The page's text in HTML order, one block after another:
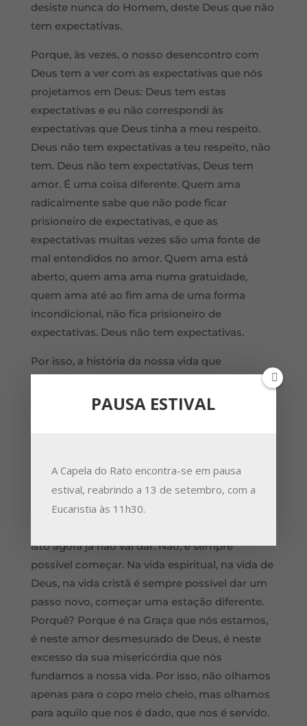
desiste nunca do Homem, deste Deus que não
tem expectativas.
Porque, às vezes, o nosso desencontro com
Deus tem a ver com as expectativas que nós
projetamos em Deus: Deus tem estas
expectativas e eu não correspondi às
expectativas que Deus tinha a meu respeito.
Deus não tem expectativas a teu respeito, não
tem. Deus não tem expectativas, Deus tem
amor. É uma coisa diferente. Quem ama
radicalmente sabe que não pode ficar
prisioneiro de expectativas, e que as
expectativas muitas vezes são uma fonte de
mal entendidos no amor. Quem ama está
aberto, quem ama ama numa gratuidade,
quem ama até ao fim ama de uma forma
incondicional, não fica prisioneiro de
expectativas. Deus não tem expectativas.
Por isso, a história da nossa vida que
história: aí não correspondi às expectativas e
reversível, é reversível. A vida está em aberto, a
nossa vida está em aberto até ao fim. E por
isso, é sempre possível começar, é sempre
isto agora já não vai dar. Não, é sempre
possível começar. Na vida espiritual, na vida de
Deus, na vida cristã é sempre possível dar um
passo novo, começar uma estação diferente.
Porquê? Porque é na Graça que nós estamos,
é neste amor desmesurado de Deus, é neste
excesso da sua misericórdia que nós
fundamos a nossa vida. Por isso, não olhamos
apenas para o copo meio cheio, mas olhamos
para aquilo que nos é dado, que nos é servido.
PAUSA ESTIVAL
A Capela do Rato encontra-se em pausa
estival, reabrindo a 13 de setembro, com a
Eucaristia às 11h30.